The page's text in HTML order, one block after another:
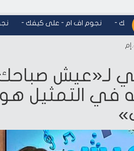
-
-نجوم اف ام - على كيفك نجوم
لـ«عيش
في التمثيل